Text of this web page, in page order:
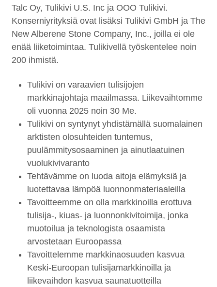
Talc Oy, Tulikivi U.S. Inc ja OOO Tulikivi.
Konserniyrityksiä ovat lisäksi Tulikivi GmbH ja The
New Alberene Stone Company, Inc., joilla ei ole
enää liiketoimintaa. Tulikivellä työskentelee noin
200 ihmistä.
Tulikivi on varaavien tulisijojen
markkinajohtaja maailmassa. Liikevaihtomme
oli vuonna 2025 noin 30 Me.
Tulikivi on syntynyt yhdistämällä suomalainen
arktisten olosuhteiden tuntemus,
puulämmitysosaaminen ja ainutlaatuinen
vuolukivivaranto
Tehtävämme on luoda aitoja elämyksiä ja
luotettavaa lämpöä luonnonmateriaaleilla
Tavoitteemme on olla markkinoilla erottuva
tulisija-, kiuas- ja luonnonkivitoimija, jonka
muotoilua ja teknologista osaamista
arvostetaan Euroopassa
Tavoittelemme markkinaosuuden kasvua
Keski-Euroopan tulisijamarkkinoilla ja
liikevaihdon kasvua saunatuotteilla